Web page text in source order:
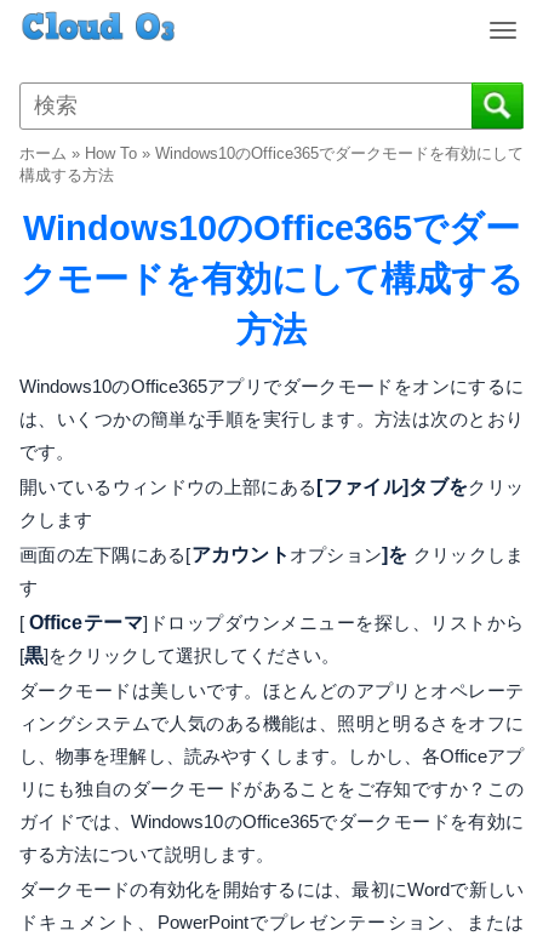
T
g
g
e
a
i
g
n
ホーム » How To » Windows10のOffice365でダークモードを有効にして
構成する方法
Windows10のOffice365でダー
クモードを有効にして構成する
方法
Windows10のOffice365アプリでダークモードをオンにするに
は、いくつかの簡単な手順を実行します。方法は次のとおり
です。
開いているウィンドウの上部にある [ファイル]タブをクリッ
クします
画面の左下隅にある[アカウント オプション]を クリックしま
す
[Officeテーマ]ドロップダウンメニューを探し、リストから
[黒]をクリックして選択してください。
ダークモードは美しいです。ほとんどのアプリとオペレーテ
ィングシステムで人気のある機能は、照明と明るさをオフに
し、物事を理解し、読みやすくします。しかし、各Officeアプ
リにも独自のダークモードがあることをご存知ですか？この
ガイドでは、Windows10のOffice365でダークモードを有効に
する方法について説明します。
ダークモードの有効化を開始するには、最初にWordで新しい
ドキュメント、PowerPointでプレゼンテーション、または